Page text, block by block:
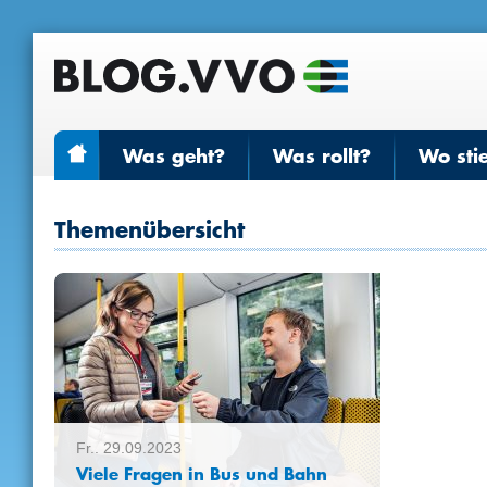
Was geht? Was rollt? Wo
Themenübersicht
Fr.. 29.09.2023
Viele Fragen in Bus und Bahn